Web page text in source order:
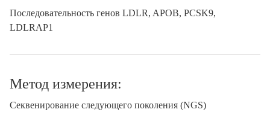
Последовательность генов LDLR, APOB, PCSK9,
LDLRAP1
Метод измерения:
Секвенирование следующего поколения (NGS)